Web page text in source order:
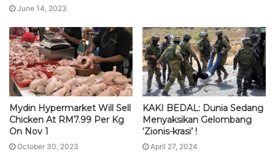
June 14, 2023
Mydin Hypermarket Will Sell
Chicken At RM7.99 Per Kg
On Nov 1
October 30, 2023
KAKI BEDAL: Dunia Sedang
Menyaksikan Gelombang
‘Zionis-krasi’ !
April 27, 2024